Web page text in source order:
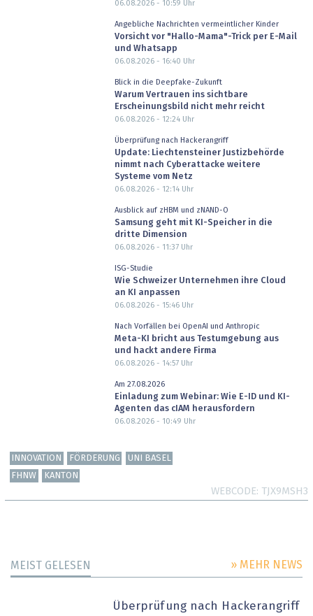
06.08.2026 - 10:59 Uhr
Angebliche Nachrichten vermeintlicher Kinder
Vorsicht vor "Hallo-Mama"-Trick per E-Mail
und Whatsapp
06.08.2026 - 16:40 Uhr
Blick in die Deepfake-Zukunft
Warum Vertrauen ins sichtbare
Erscheinungsbild nicht mehr reicht
06.08.2026 - 12:24Uhr
Überprüfung nach Hackerangriff
Update: Liechtensteiner Justizbehörde
nimmt nach Cyberattacke weitere
Systeme vom Netz
06.08.2026 - 12:14Uhr
Ausblick auf zHBM und zNAND-O
Samsung geht mit KI-Speicher in die
dritte Dimension
06.08.2026 - 11:37Uhr
ISG-Studie
Wie Schweizer Unternehmen ihre Cloud
an KI anpassen
06.08.2026 - 15:46Uhr
Nach Vorfällen bei OpenAI und Anthropic
Meta-KI bricht aus Testumgebung aus
und hackt andere Firma
06.08.2026 - 14:57Uhr
Am 27.08.2026
Einladung zum Webinar: Wie E-ID und KI-
Agenten das cIAM herausfordern
06.08.2026 - 10:49 Uhr
INNOVATION FÖRDERUNG
UNI BASEL
FHNW
KANTON
WEBCODE TJX9MSH3
MEIST GELESEN » MEHR NEWS
Überprüfung nach Hackerangriff